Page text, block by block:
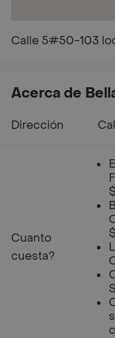
Calle 5#50-103
Acerca de
Dirección
Cuanto
cuesta?